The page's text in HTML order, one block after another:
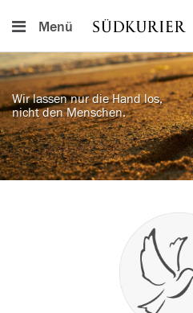
Menü
Wir lassen nur die Hand los,
nicht den Menschen.